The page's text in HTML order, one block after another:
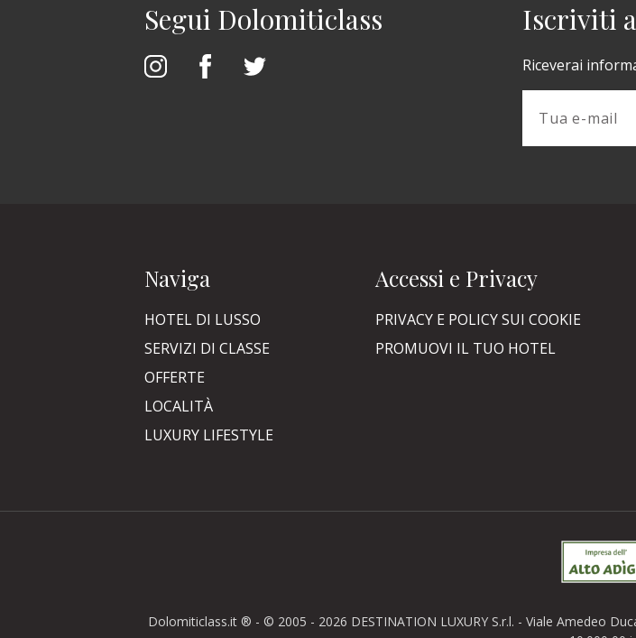
Segui Dolomiticlass Iscriviti
Riceverai
Naviga
HOTEL DI LUSSO
SERVIZI DI CLASSE
OFFERTE
LOCALITÀ
LUXURY LIFESTYLE
Accessi e Privacy
PRIVACY E POLICY SUI COOKIE
PROMUOVI IL TUO HOTEL
Dolomiticlass.it ® - © 2005 - 2026 DESTINATION LUXURY S.r.l. - Viale Amedeo